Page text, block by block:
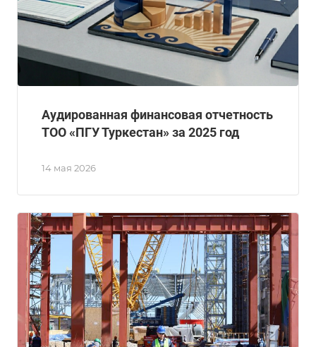
14 мая 2026
Аудированная финансовая отчетность
ТОО «ПГУ Туркестан» за 2025 год